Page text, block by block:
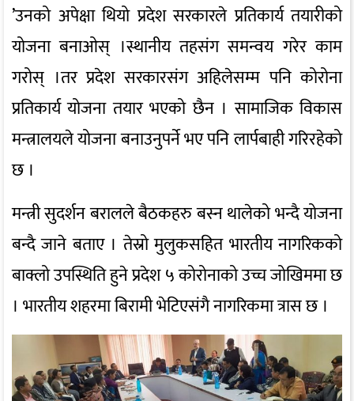
’उनको अपेक्षा थियो प्रदेश सरकारले प्रतिकार्य तयारीको
योजना बनाओस् ।स्थानीय तहसंग समन्वय गरेर काम
गरोस् ।तर प्रदेश सरकारसंग अहिलेसम्म पनि कोरोना
प्रतिकार्य योजना तयार भएको छैन । सामाजिक विकास
मन्त्रालयले योजना बनाउनुपर्ने भए पनि लार्पबाही गरिरहेको
छ ।
मन्त्री सुदर्शन बरालले बैठकहरु बस्न थालेको भन्दै योजना
बन्दै जाने बताए । तेस्रो मुलुकसहित भारतीय नागरिकको
बाक्लो उपस्थिति हुने प्रदेश ५ कोरोनाको उच्च जोखिममा छ
। भारतीय शहरमा बिरामी भेटिएसंगै नागरिकमा त्रास छ ।